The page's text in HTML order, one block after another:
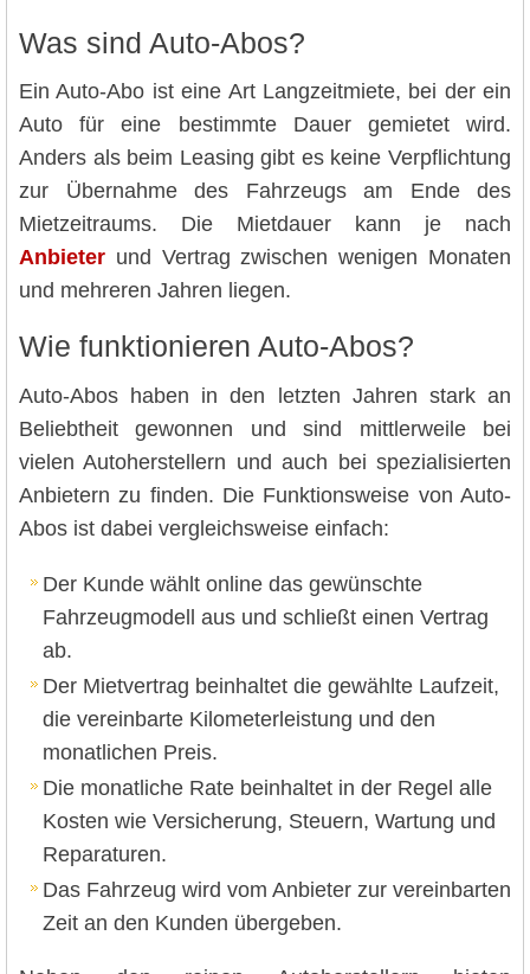
Was sind Auto-Abos?
Ein Auto-Abo ist eine Art Langzeitmiete, bei der ein
Auto für eine bestimmte Dauer gemietet wird.
Anders als beim Leasing gibt es keine Verpflichtung
zur Übernahme des Fahrzeugs am Ende des
Mietzeitraums. Die Mietdauer kann je nach
Anbieter und Vertrag zwischen wenigen Monaten
und mehreren Jahren liegen.
Wie funktionieren Auto-Abos?
Auto-Abos haben in den letzten Jahren stark an
Beliebtheit gewonnen und sind mittlerweile bei
vielen Autoherstellern und auch bei spezialisierten
Anbietern zu finden. Die Funktionsweise von Auto-
Abos ist dabei vergleichsweise einfach:
Der Kunde wählt online das gewünschte
Fahrzeugmodell aus und schließt einen Vertrag
ab.
Der Mietvertrag beinhaltet die gewählte Laufzeit,
die vereinbarte Kilometerleistung und den
monatlichen Preis.
Die monatliche Rate beinhaltet in der Regel alle
Kosten wie Versicherung, Steuern, Wartung und
Reparaturen.
Das Fahrzeug wird vom Anbieter zur vereinbarten
Zeit an den Kunden übergeben.